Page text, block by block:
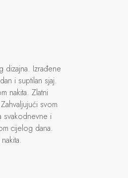
dizajna. Izrađene
i suptilan sjaj.
nakita. Zlatni
svom
svakodnevne i
cijelog dana.